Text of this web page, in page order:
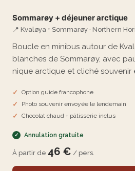
Sommarøy + déjeuner arctique
📍 Kvaløya + Sommarøy · Northern
Boucle en minibus autour de
blanches de Sommarøy, avec
nique arctique et cliché souvenir
Option guide francophone
Photo souvenir envoyée le lendemain
Chocolat chaud + pâtisserie inclus
Annulation gratuite
À partir de 46 € / pers.